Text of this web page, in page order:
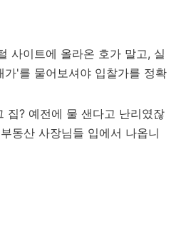
사이트에 올라온 호가 말고, 실
가'를 물어보셔야 입찰가를 정확
집? 예전에 물 샌다고 난리였잖
동산 사장님들 입에서 나옵니